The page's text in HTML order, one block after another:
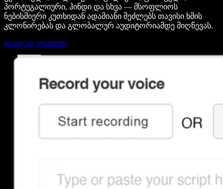
პორტუგალიური, ჰინდი და სხვა — მსოფლიოს
ნებისმიერი კუთხიდან ადამიანი შეძლებს თავისი ხმის
კლონირებას და გლობალურ აუდიტორიამდე მიღწევას.
სცადეთ უფასოდ